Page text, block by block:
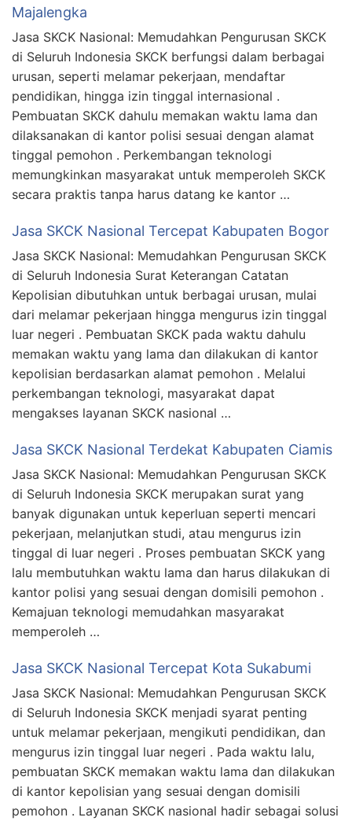
Majalengka
Jasa SKCK Nasional: Memudahkan Pengurusan SKCK
di Seluruh Indonesia SKCK berfungsi dalam berbagai
urusan, seperti melamar pekerjaan, mendaftar
pendidikan, hingga izin tinggal internasional .
Pembuatan SKCK dahulu memakan waktu lama dan
dilaksanakan di kantor polisi sesuai dengan alamat
tinggal pemohon . Perkembangan teknologi
memungkinkan masyarakat untuk memperoleh SKCK
secara praktis tanpa harus datang ke kantor …
Jasa SKCK Nasional Tercepat Kabupaten Bogor
Jasa SKCK Nasional: Memudahkan Pengurusan SKCK
di Seluruh Indonesia Surat Keterangan Catatan
Kepolisian dibutuhkan untuk berbagai urusan, mulai
dari melamar pekerjaan hingga mengurus izin tinggal
luar negeri . Pembuatan SKCK pada waktu dahulu
memakan waktu yang lama dan dilakukan di kantor
kepolisian berdasarkan alamat pemohon . Melalui
perkembangan teknologi, masyarakat dapat
mengakses layanan SKCK nasional …
Jasa SKCK Nasional Terdekat Kabupaten Ciamis
Jasa SKCK Nasional: Memudahkan Pengurusan SKCK
di Seluruh Indonesia SKCK merupakan surat yang
banyak digunakan untuk keperluan seperti mencari
pekerjaan, melanjutkan studi, atau mengurus izin
tinggal di luar negeri . Proses pembuatan SKCK yang
lalu membutuhkan waktu lama dan harus dilakukan di
kantor polisi yang sesuai dengan domisili pemohon .
Kemajuan teknologi memudahkan masyarakat
memperoleh …
Jasa SKCK Nasional Tercepat Kota Sukabumi
Jasa SKCK Nasional: Memudahkan Pengurusan SKCK
di Seluruh Indonesia SKCK menjadi syarat penting
untuk melamar pekerjaan, mengikuti pendidikan, dan
mengurus izin tinggal luar negeri . Pada waktu lalu,
pembuatan SKCK memakan waktu lama dan dilakukan
di kantor kepolisian yang sesuai dengan domisili
pemohon . Layanan SKCK nasional hadir sebagai solusi